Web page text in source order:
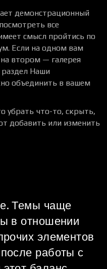
демонстрационный
все
смысл пройтись по
Если на одном вам
втором — галерея
Наши
объединить в вашем
убрать что-то, скрыть,
добавить или изменить
Темы чаще
в отношении
элементов
работы с